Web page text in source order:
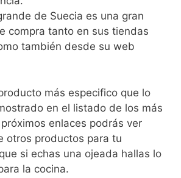
de Suecia es una gran
compra tanto en sus tiendas
también desde su web
más especifico que lo
en el listado de los más
enlaces podrás ver
otros productos para tu
si echas una ojeada hallas lo
la cocina.